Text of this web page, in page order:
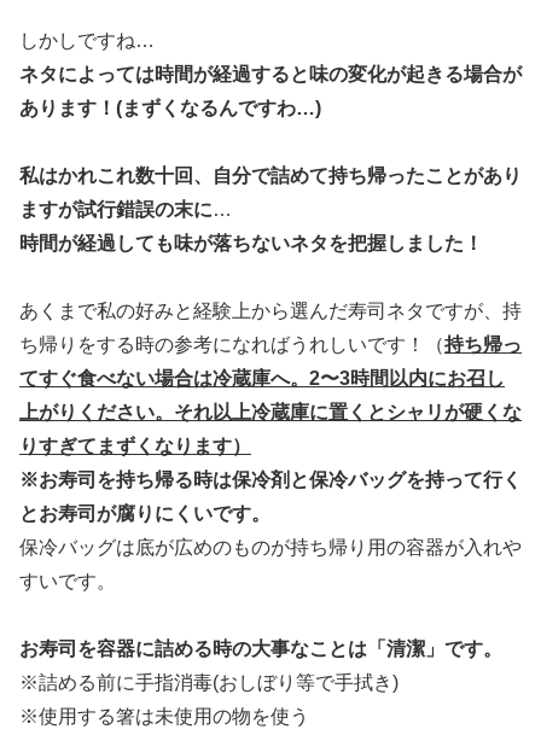
しかしですね…
ネタによっては時間が経過すると味の変化が起きる場合が
あります！(まずくなるんですわ…)
私はかれこれ数十回、自分で詰めて持ち帰ったことがあり
ますが試行錯誤の末に…
時間が経過しても味が落ちないネタを把握しました！
あくまで私の好みと経験上から選んだ寿司ネタですが、持
ち帰りをする時の参考になればうれしいです！（持ち帰っ
てすぐ食べない場合は冷蔵庫へ。2〜3時間以内にお召し
上がりください。それ以上冷蔵庫に置くとシャリが硬くな
りすぎてまずくなります）
※お寿司を持ち帰る時は保冷剤と保冷バッグを持って行く
とお寿司が腐りにくいです。
保冷バッグは底が広めのものが持ち帰り用の容器が入れや
すいです。
お寿司を容器に詰める時の大事なことは「清潔」です。
※詰める前に手指消毒(おしぼり等で手拭き)
※使用する箸は未使用の物を使う